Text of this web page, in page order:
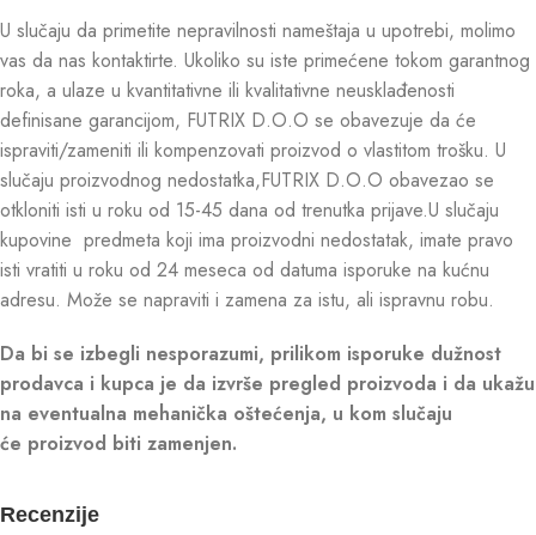
U slučaju da primetite nepravilnosti nameštaja u upotrebi, molimo
vas da nas kontaktirte. Ukoliko su iste primećene tokom garantnog
roka, a ulaze u kvantitativne ili kvalitativne neusklađenosti
definisane garancijom, FUTRIX D.O.O se obavezuje da će
ispraviti/zameniti ili kompenzovati proizvod o vlastitom trošku. U
slučaju proizvodnog nedostatka,FUTRIX D.O.O obavezao se
otkloniti isti u roku od 15-45 dana od trenutka prijave.U slučaju
kupovine predmeta koji ima proizvodni nedostatak, imate pravo
isti vratiti u roku od 24 meseca od datuma isporuke na kućnu
adresu. Može se napraviti i zamena za istu, ali ispravnu robu.
Da bi se izbegli nesporazumi, prilikom isporuke dužnost
prodavca i kupca je da izvrše pregled proizvoda i da ukažu
na eventualna mehanička oštećenja, u kom slučaju
će proizvod biti zamenjen.
Recenzije